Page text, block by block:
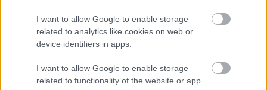
I want to allow Google to enable storage
related to analytics like cookies on web or
device identifiers in apps.
I want to allow Google to enable storage
related to functionality of the website or app.
Mesteri makaróni Beethovennel & Paul
Bocuse-zel